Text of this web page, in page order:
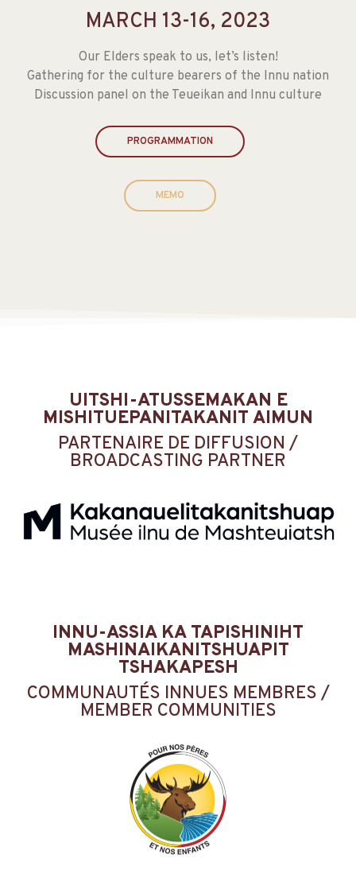
MARCH 13-16, 2023
Our Elders speak to us, let’s listen!
Gathering for the culture bearers of the Innu nation
Discussion panel on the Teueikan and Innu culture
PROGRAMMATION
MEMO
UITSHI-ATUSSEMAKAN E
MISHITUEPANITAKANIT AIMUN
PARTENAIRE DE DIFFUSION /
BROADCASTING PARTNER
INNU-ASSIA KA TAPISHINIHT
MASHINAIKANITSHUAPIT
TSHAKAPESH
COMMUNAUTÉS INNUES MEMBRES /
MEMBER COMMUNITIES